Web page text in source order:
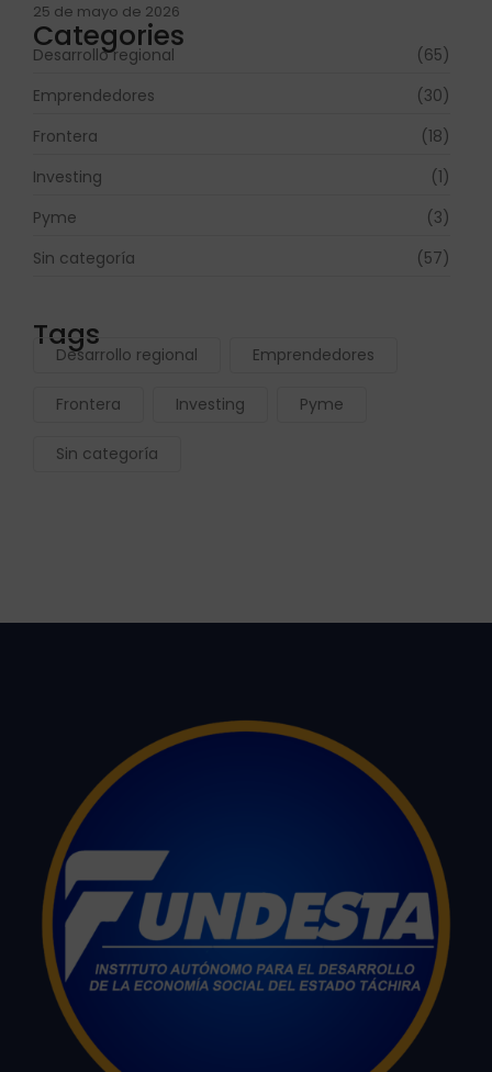
25 de mayo de 2026
Categories
Desarrollo regional
(65)
Emprendedores
(30)
Frontera
(18)
Investing
(1)
Pyme
(3)
Sin categoría
(57)
Tags
Desarrollo regional Emprendedores
Frontera Investing Pyme
Sin categoría